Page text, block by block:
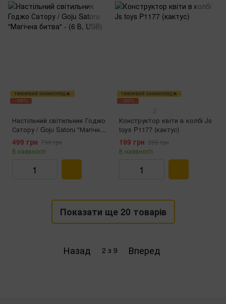
тижневий знижкопад🔥
−38%
Настільний світильник Годжо
Сатору / Goju Satoru "Магічна
битва" - (6 В, USB)
499 грн 799 грн
В наявності
тижневий знижкопад🔥
−50%
2
Конструктор квіти в колбі Js
toys P1177 (кактус)
199 грн 399 грн
В наявності
Показати ще 20 товарів
Назад 2 з 9 Вперед